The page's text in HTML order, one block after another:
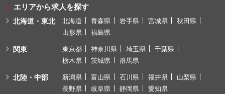
エリアから求人を探す
北海道・東北 北海道 青森県 岩手県 宮城県
秋田県
山形県
福島県
関東 東京都 神奈川県 埼玉県
千葉県
栃木県
茨城県 群馬県
北陸・中部 新潟県 富山県 石川県 福井県
山梨県
長野県
岐阜県 静岡県 愛知県